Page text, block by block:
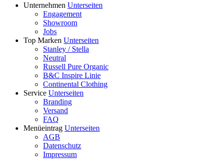
Unternehmen Unterseiten
Engagement
Showroom
Jobs
Top Marken Unterseiten
Stanley / Stella
Neutral
Russell Pure Organic
B&C Inspire Linie
Continental Clothing
Service Unterseiten
Branding
Versand
FAQ
Menüeintrag Unterseiten
AGB
Datenschutz
Impressum